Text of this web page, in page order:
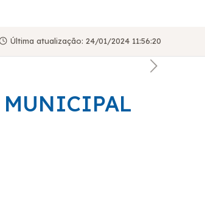
Última atualização: 24/01/2024 11:56:20
MUNICIPAL